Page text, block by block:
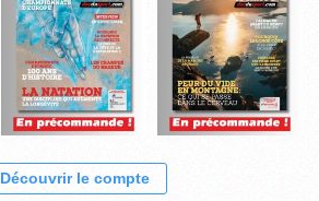
Découvrir le compte